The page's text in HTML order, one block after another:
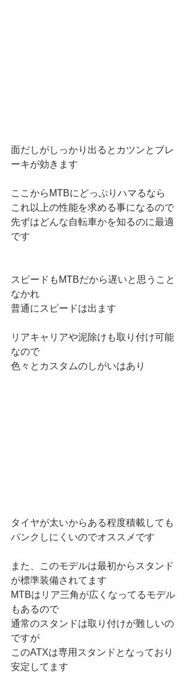
面だしがしっかり出るとカツンとブレ
ーキが効きます
ここからMTBにどっぷりハマるなら
これ以上の性能を求める事になるので
先ずはどんな自転車かを知るのに最適
です
スピードもMTBだから遅いと思うこと
なかれ
普通にスピードは出ます
リアキャリアや泥除けも取り付け可能
なので
色々とカスタムのしがいはあり
タイヤが太いからある程度積載しても
パンクしにくいのでオススメです
また、このモデルは最初からスタンド
が標準装備されてます
MTBはリア三角が広くなってるモデル
もあるので
通常のスタンドは取り付けが難しいの
ですが
このATXは専用スタンドとなっており
安定してます